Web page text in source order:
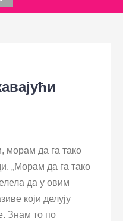
морам да га тако
„Морам да га тако
да у овим
који делују
Знам то по